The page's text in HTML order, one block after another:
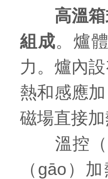
高溫
組成。爐
力。爐內
熱和感應
磁場直接
溫控（
（gāo）